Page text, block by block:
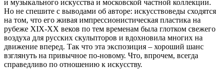
и музыкального искусства и московской частной коллекции.
Но не спешите с выводами об авторе: искусствоведы сходятся
на том, что его живая импрессионистическая пластика на
рубеже XIX-ХХ веков по тем временам была глотком свежего
воздуха для русских скульпторов и вдохновила многих на
движение вперед. Так что эта экспозиция – хороший шанс
взглянуть на привычное по-новому. Что, впрочем, всегда
справедливо по отношению к искусству.